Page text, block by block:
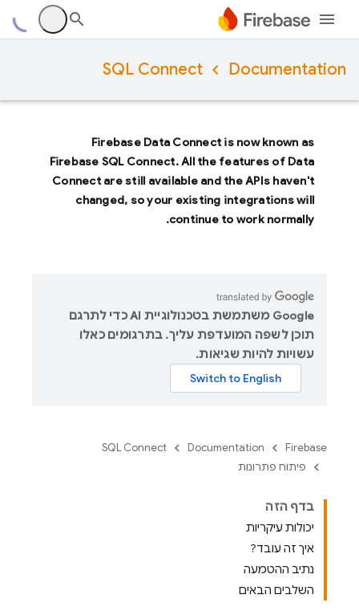
Documentation
SQL Connect
Firebase Data Connectis now known as
Firebase SQL Connect. All the features of Data
Connectare still available and the APIs haven't
changed, so your existing integrations will
continue to work normally.
‫Google משתמשת בטכנולוגיית AI כדי לתרגם
תוכן לשפה המועדפת עליך. בתרגומים כאלו
עשויות להיות שגיאות.
Firebase
Documentation
SQL Connect
פיתוח פתרונות
בדף הזה
יכולות עיקריות
איך זה עובד?
נתיב ההטמעה
השלבים הבאים